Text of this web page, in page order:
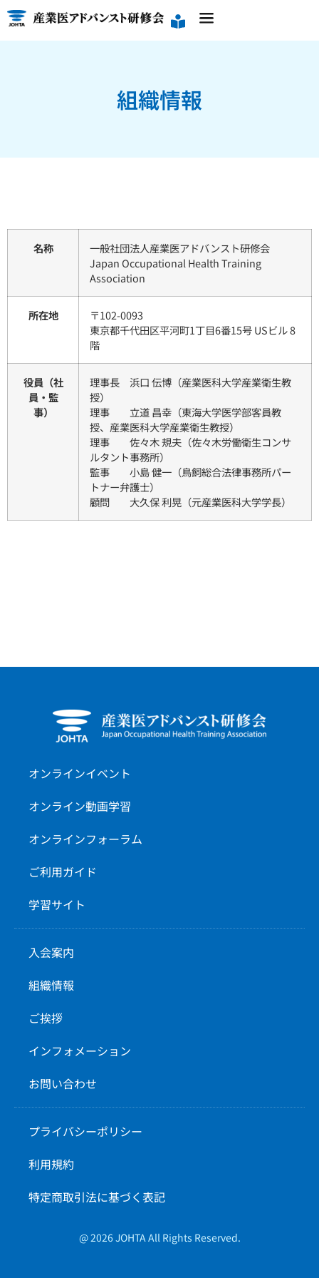
組織情報
名称
一般社団法人産業医アドバンスト研修会
Japan Occupational Health Training
Association
所在地
〒102-0093
東京都千代田区平河町1丁目6番15号 USビル 8
階
役員（社
員・監
事）
理事長 浜口 伝博（産業医科大学産業衛生教
授）
理事 立道 昌幸（東海大学医学部客員教
授、産業医科大学産業衛生教授）
理事 佐々木 規夫（佐々木労働衛生コンサ
ルタント事務所）
監事 小島 健一（鳥飼総合法律事務所パー
トナー弁護士）
顧問 大久保 利晃（元産業医科大学学長）
オンラインイベント
オンライン動画学習
オンラインフォーラム
ご利用ガイド
学習サイト
入会案内
組織情報
ご挨拶
インフォメーション
お問い合わせ
プライバシーポリシー
利用規約
特定商取引法に基づく表記
@ 2026 JOHTA All Rights Reserved.